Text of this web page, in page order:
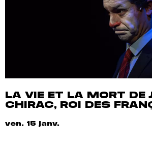
LA VIE ET LA MORT DE
CHIRAC, ROI DES
ven. 15 janv.